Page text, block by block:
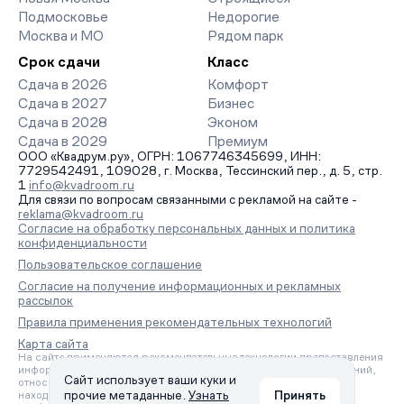
Подмосковье
Москва и МО
Недорогие
Рядом парк
Срок сдачи
Сдача в 2026
Сдача в 2027
Сдача в 2028
Сдача в 2029
Класс
Комфорт
Бизнес
Эконом
Премиум
ООО «Квадрум.ру», ОГРН: 1067746345699, ИНН:
7729542491, 109028, г. Москва, Тессинский пер., д. 5, стр.
1 info@kvadroom.ru
Для связи по вопросам связанными с рекламой на сайте -
reklama@kvadroom.ru
Согласие на обработку персональных данных и политика
конфиденциальности
Пользовательское соглашение
Согласие на получение информационных и рекламных
рассылок
Правила применения рекомендательных технологий
Карта сайта
На сайте применяются рекомендательные технологии предоставления
информации на основе сбора, систематизации и анализа сведений,
относящихся к предпочтениям пользователей сети «Интернет»,
находящихся на территории Российской Федерации.
Сайт использует ваши куки и
прочие метаданные. Узнать
Принять